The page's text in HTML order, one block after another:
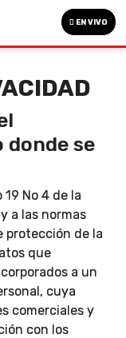
EN VIVO
donde se
No 4 de la
a las normas
protección de la
que
a un
cuya
comerciales y
con los